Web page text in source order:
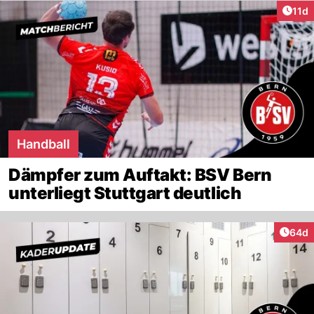
11d
Handball
Dämpfer zum Auftakt: BSV Bern
unterliegt Stuttgart deutlich
64d